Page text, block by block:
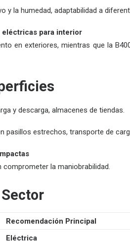
y la humedad, adaptabilidad a
eléctricas para interior
en exteriores, mientras que la
y descarga, almacenes de tiendas.
pasillos estrechos, transporte de
la maniobrabilidad.
Recomendación Principal
Eléctrica